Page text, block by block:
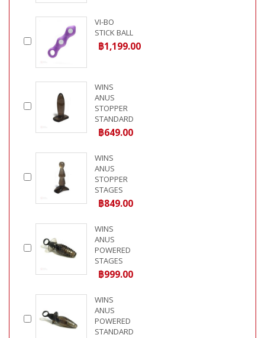
VI-BO
STICK BALL
฿1,199.00
WINS
ANUS
STOPPER
STANDARD
฿649.00
WINS
ANUS
STOPPER
STAGES
฿849.00
WINS
ANUS
POWERED
STAGES
฿999.00
WINS
ANUS
POWERED
STANDARD